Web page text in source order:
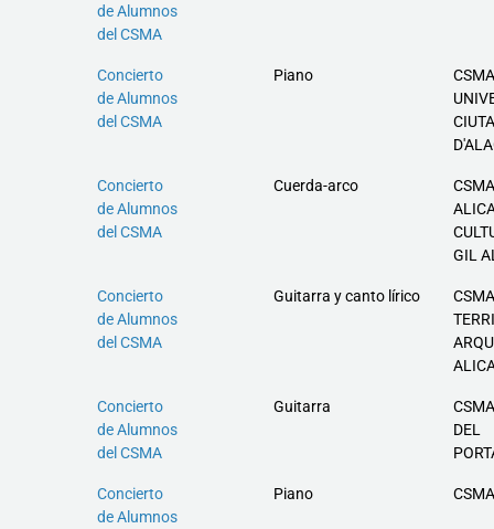
de Alumnos
del CSMA
Concierto
de Alumnos
del CSMA
Piano
Concierto
de Alumnos
del CSMA
Cuerda-arco
GIL
Concierto
de Alumnos
del CSMA
Guitarra y canto lírico
Concierto
de Alumnos
del CSMA
Guitarra
DEL
Concierto
de Alumnos
Piano